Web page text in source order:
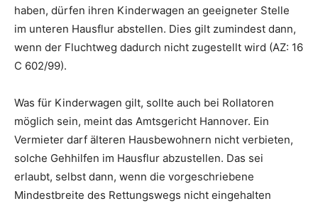
haben, dürfen ihren Kinderwagen an geeigneter Stelle
im unteren Hausflur abstellen. Dies gilt zumindest dann,
wenn der Fluchtweg dadurch nicht zugestellt wird (AZ: 16
C 602/99).
Was für Kinderwagen gilt, sollte auch bei Rollatoren
möglich sein, meint das Amtsgericht Hannover. Ein
Vermieter darf älteren Hausbewohnern nicht verbieten,
solche Gehhilfen im Hausflur abzustellen. Das sei
erlaubt, selbst dann, wenn die vorgeschriebene
Mindestbreite des Rettungswegs nicht eingehalten